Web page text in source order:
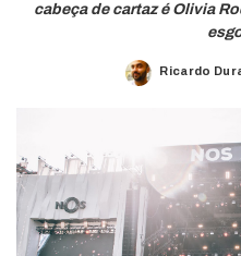
cabeça de cartaz é Olivia
Posted
Ricardo